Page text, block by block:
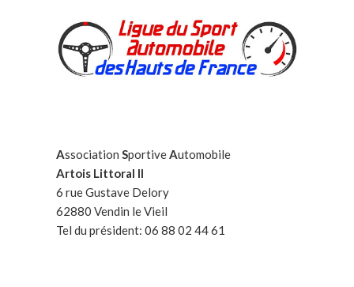
AssociationSportiveAutomobile
Artois Littoral II
6 rue Gustave Delory
62880 Vendin le Vieil
Tel du président: 06 88 02 44 61